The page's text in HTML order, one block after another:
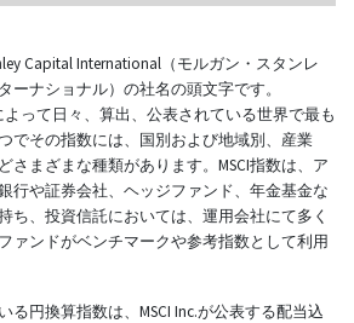
Capital International（モルガン・スタンレ
ーナショナル）の社名の頭文字です。
よって日々、算出、公表されている世界で最も
でその指数には、国別および地域別、産業
さまざまな種類があります。MSCI指数は、ア
行や証券会社、ヘッジファンド、年金基金な
ち、投資信託においては、運用会社にて多く
ァンドがベンチマークや参考指数として利用
る円換算指数は、MSCI Inc.が公表する配当込